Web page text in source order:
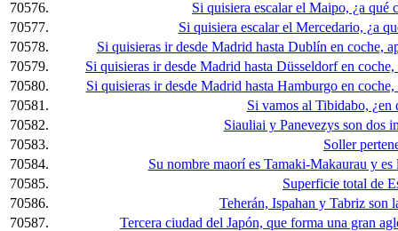
70576.
Si quisiera escalar el Maipo, ¿a qué
70577.
Si quisiera escalar el Mercedario, ¿a
70578.
Si quisieras ir desde Madrid hasta Dublín en coche,
70579.
Si quisieras ir desde Madrid hasta Düsseldorf en
70580.
Si quisieras ir desde Madrid hasta Hamburgo en
70581.
Si vamos al Tibidabo, ¿en
70582.
Siauliai y Panevezys son dos
70583.
Soller
70584.
Su nombre maorí es Tamaki-Makaurau y
70585.
Superficie total de
70586.
Teherán, Ispahan y Tabriz son
70587.
Tercera ciudad del Japón, que forma una gran